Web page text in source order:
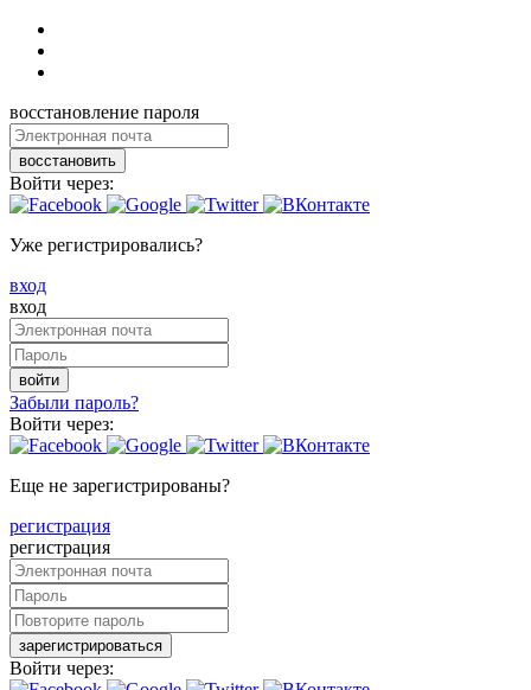
восстановление пароля
восстановить
Войти через:
Уже регистрировались?
вход
вход
войти
Забыли пароль?
Войти через:
Еще не зарегистрированы?
регистрация
регистрация
зарегистрироваться
Войти через: